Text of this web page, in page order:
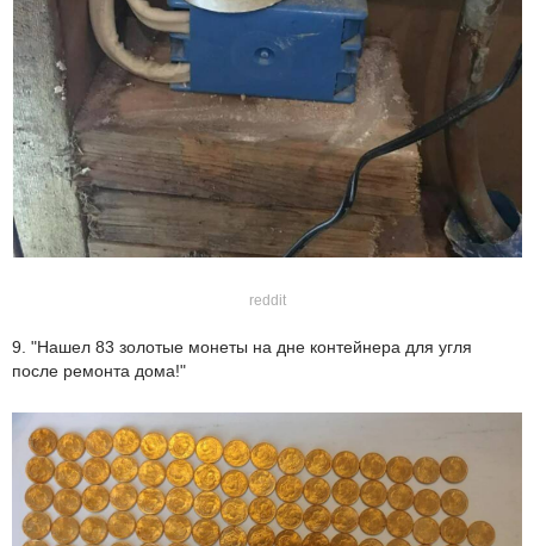
reddit
9. "Нашел 83 золотые монеты на дне контейнера для угля
после ремонта дома!"